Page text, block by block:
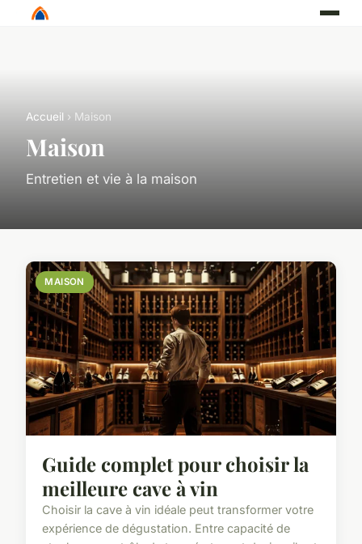
Accueil › Maison
Maison
Entretien et vie à la maison
MAISON
Guide complet pour choisir la
meilleure cave à vin
Choisir la cave à vin idéale peut transformer votre
expérience de dégustation. Entre capacité de